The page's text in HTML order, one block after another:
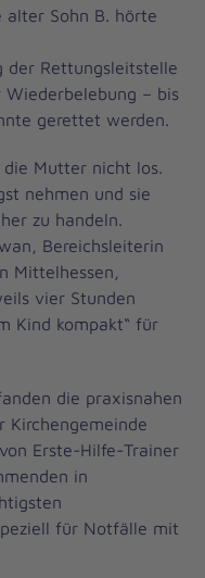
alter Sohn B. hörte
der Rettungsleitstelle
– bis
gerettet werden.
die Mutter nicht los.
nehmen und sie
zu handeln.
Bereichsleiterin
Mittelhessen,
vier Stunden
Kind kompakt“ für
die praxisnahen
Kirchengemeinde
Erste-Hilfe-Trainer
in
für Notfälle mit